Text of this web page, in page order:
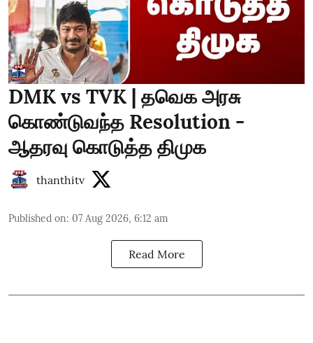
DMK vs TVK | தவெக அரசு
கொண்டுவந்த Resolution -
ஆதரவு கொடுத்த திமுக
thanthitv
Published on: 07 Aug 2026, 6:12 am
Read More